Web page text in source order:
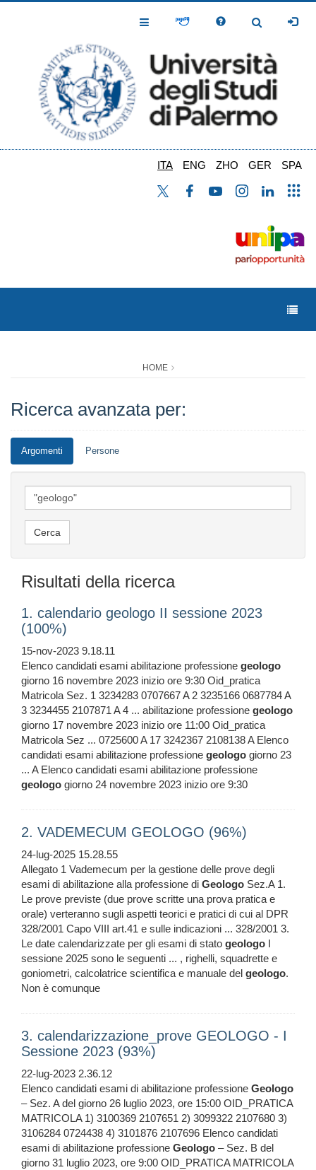
Toggle
Toggle
ITA ENG ZHO GER SPA
HOME
Ricerca avanzata per:
Argomenti Persone
Risultati della ricerca
1. calendario geologo II sessione 2023
(100%)
15-nov-2023 9.18.11
Elenco candidati esami abilitazione professione geologo
giorno 16 novembre 2023 inizio ore 9:30 Oid_pratica
Matricola Sez. 1 3234283 0707667 A 2 3235166 0687784 A
3 3234455 2107871 A 4 ... abilitazione professione geologo
giorno 17 novembre 2023 inizio ore 11:00 Oid_pratica
Matricola Sez ... 0725600 A 17 3242367 2108138 A Elenco
candidati esami abilitazione professione geologo giorno 23
... A Elenco candidati esami abilitazione professione
geologo giorno 24 novembre 2023 inizio ore 9:30
2. VADEMECUM GEOLOGO (96%)
24-lug-2025 15.28.55
Allegato 1 Vademecum per la gestione delle prove degli
esami di abilitazione alla professione di Geologo Sez.A 1.
Le prove previste (due prove scritte una prova pratica e
orale) verteranno sugli aspetti teorici e pratici di cui al DPR
328/2001 Capo VIII art.41 e sulle indicazioni ... 328/2001 3.
Le date calendarizzate per gli esami di stato geologo I
sessione 2025 sono le seguenti ... , righelli, squadrette e
goniometri, calcolatrice scientifica e manuale del geologo.
Non è comunque
3. calendarizzazione_prove GEOLOGO - I
Sessione 2023 (93%)
22-lug-2023 2.36.12
Elenco candidati esami di abilitazione professione Geologo
– Sez. A del giorno 26 luglio 2023, ore 15:00 OID_PRATICA
MATRICOLA 1) 3100369 2107651 2) 3099322 2107680 3)
3106284 0724438 4) 3101876 2107696 Elenco candidati
esami di abilitazione professione Geologo – Sez. B del
giorno 31 luglio 2023, ore 9:00 OID_PRATICA MATRICOLA